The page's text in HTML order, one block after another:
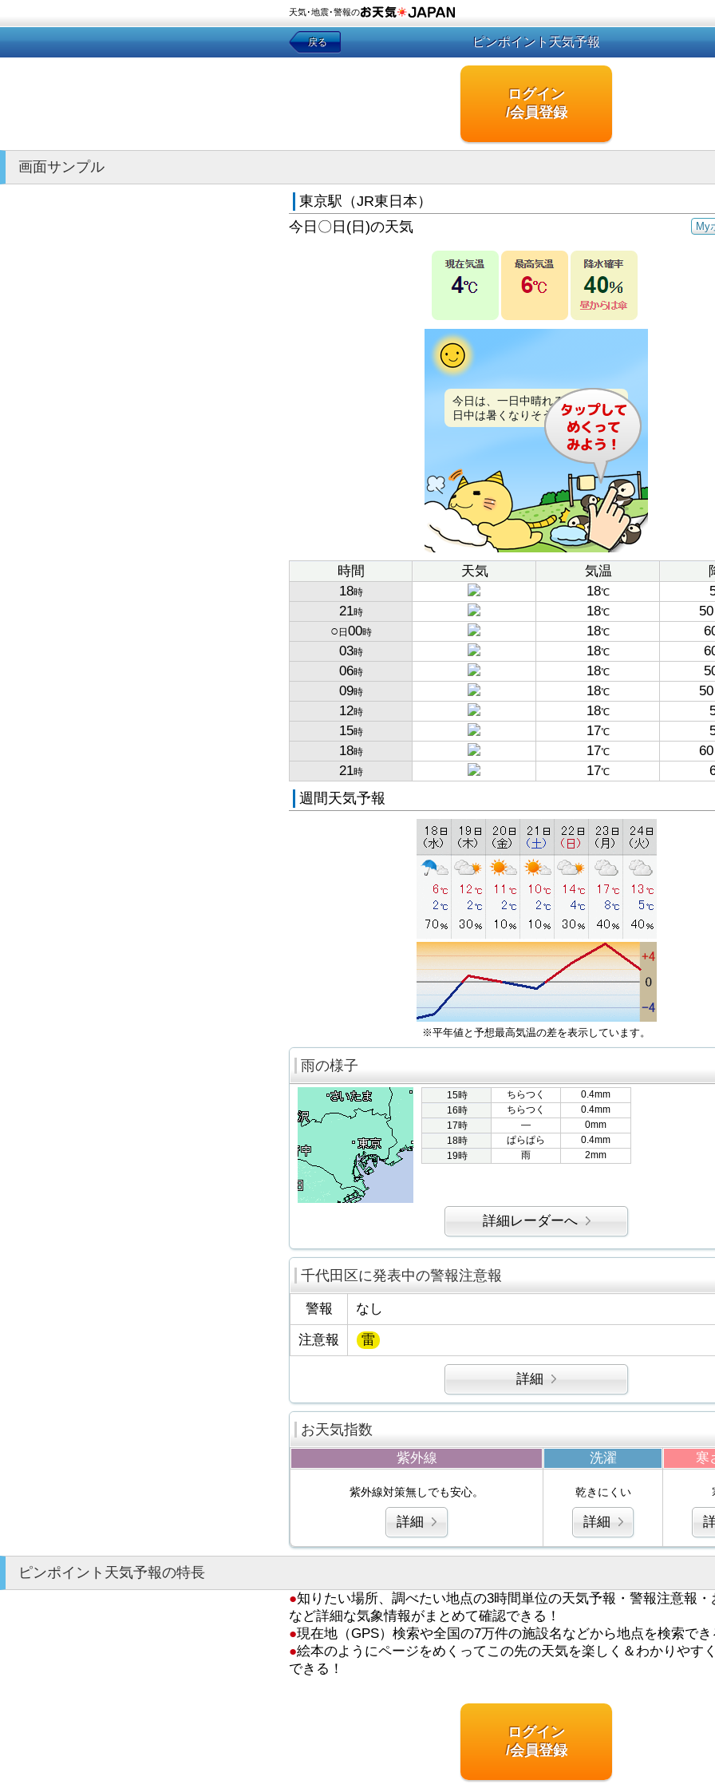
天気･地震･警報の
戻る ピンポイント天気予報
ログイン
/会員登録
画面サンプル
東京駅（JR東日本）
My
今日〇日(日)の天気
今日は、一日中晴れるでしょう。
日中は暑くなりそうです。
時間 天気 気温
18時 18℃
21時 18℃ 50
○ 日 00時 18℃
03時 18℃
06時 18℃
09時 18℃ 50
12時 18℃
15時 17℃
18時 17℃ 60
21時 17℃
週間天気予報
※平年値と予想最高気温の差を表示しています。
雨の様子
15時 ちらつく
0.4mm
16時
ちらつく
0.4mm
17時
―
0mm
18時
ぱらぱら
0.4mm
19時
雨 2mm
詳細レーダーへ
千代田区に発表中の警報注意報
警報 なし
注意報 雷
詳細
お天気指数
紫外線 洗濯 寒
紫外線対策無しでも安心。
詳細
乾きにくい
詳細
ピンポイント天気予報の特長
●知りたい場所、調べたい地点の3時間単位の天気予報・警報注意報・
など詳細な気象情報がまとめて確認できる！
●現在地（GPS）検索や全国の7万件の施設名などから地点を検索でき
●絵本のようにページをめくってこの先の天気を楽しく＆わかりやす
できる！
ログイン
/会員登録